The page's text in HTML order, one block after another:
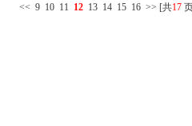
<< 9 10 11 12 13 14 15 16 >> [共17